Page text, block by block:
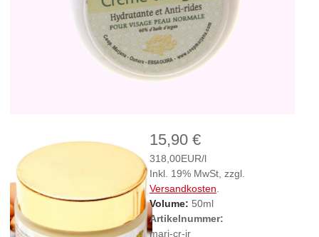
15,90 €
318,00EUR/l
Inkl. 19% MwSt, zzgl.
Versandkosten
Volume: 50ml
Artikelnummer:
marj-cr-jr